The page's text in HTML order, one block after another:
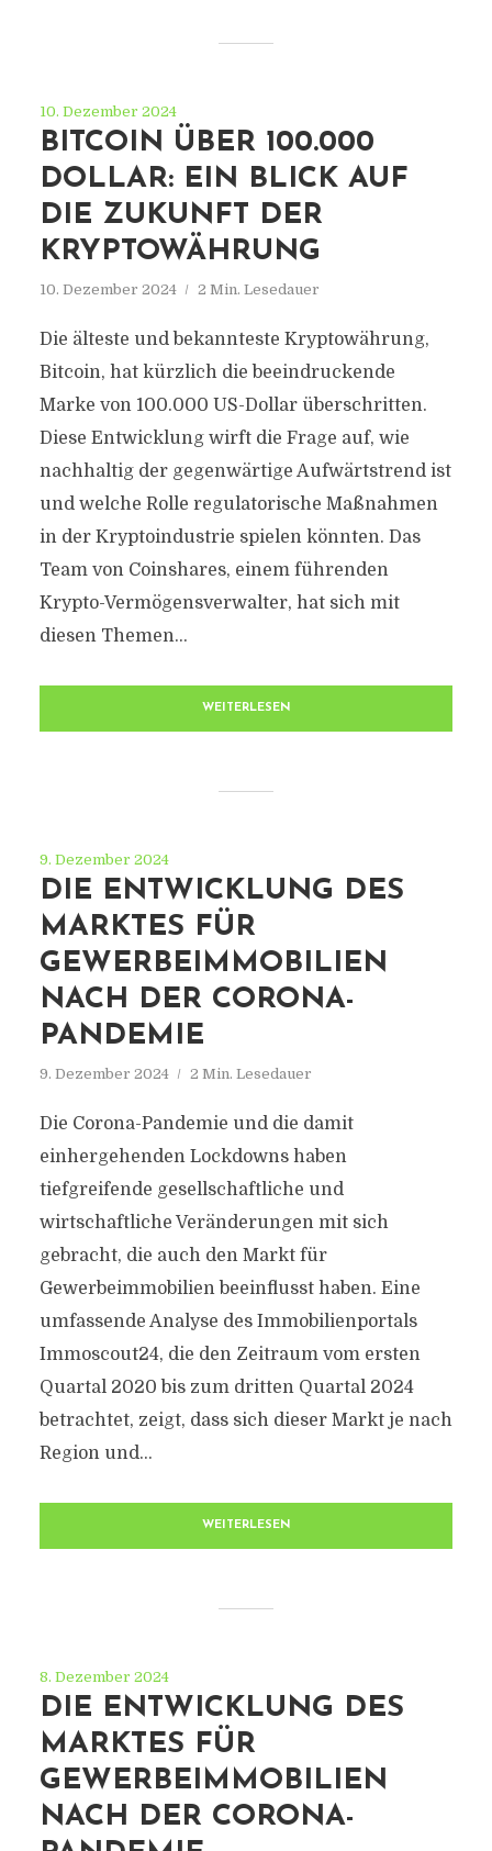
10. Dezember 2024
BITCOIN ÜBER 100.000
DOLLAR: EIN BLICK AUF
DIE ZUKUNFT DER
KRYPTOWÄHRUNG
10. Dezember 2024 2 Min. Lesedauer
Die älteste und bekannteste Kryptowährung,
Bitcoin, hat kürzlich die beeindruckende
Marke von 100.000 US-Dollar überschritten.
Diese Entwicklung wirft die Frage auf, wie
nachhaltig der gegenwärtige Aufwärtstrend ist
und welche Rolle regulatorische Maßnahmen
in der Kryptoindustrie spielen könnten. Das
Team von Coinshares, einem führenden
Krypto-Vermögensverwalter, hat sich mit
diesen Themen...
WEITERLESEN
9. Dezember 2024
DIE ENTWICKLUNG DES
MARKTES FÜR
GEWERBEIMMOBILIEN
NACH DER CORONA-
PANDEMIE
9. Dezember 2024 2 Min. Lesedauer
Die Corona-Pandemie und die damit
einhergehenden Lockdowns haben
tiefgreifende gesellschaftliche und
wirtschaftliche Veränderungen mit sich
gebracht, die auch den Markt für
Gewerbeimmobilien beeinflusst haben. Eine
umfassende Analyse des Immobilienportals
Immoscout24, die den Zeitraum vom ersten
Quartal 2020 bis zum dritten Quartal 2024
betrachtet, zeigt, dass sich dieser Markt je nach
Region und...
WEITERLESEN
8. Dezember 2024
DIE ENTWICKLUNG DES
MARKTES FÜR
GEWERBEIMMOBILIEN
NACH DER CORONA-